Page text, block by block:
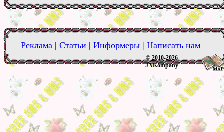
Реклама | Статьи | Информеры | Написать нам
© 2010-2026
JNKompany